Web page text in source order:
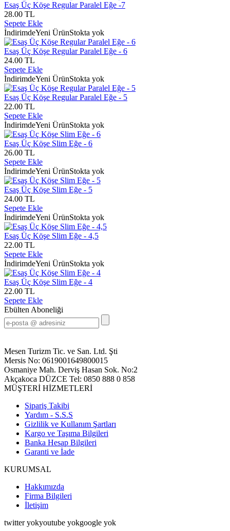
Esaş Üç Köşe Regular Paralel Eğe -7
28.00 TL
Sepete Ekle
İndirimdeYeni ÜrünStokta yok
Esaş Üç Köşe Regular Paralel Eğe - 6
24.00 TL
Sepete Ekle
İndirimdeYeni ÜrünStokta yok
Esaş Üç Köşe Regular Paralel Eğe - 5
22.00 TL
Sepete Ekle
İndirimdeYeni ÜrünStokta yok
Esaş Üç Köşe Slim Eğe - 6
26.00 TL
Sepete Ekle
İndirimdeYeni ÜrünStokta yok
Esaş Üç Köşe Slim Eğe - 5
24.00 TL
Sepete Ekle
İndirimdeYeni ÜrünStokta yok
Esaş Üç Köşe Slim Eğe - 4,5
22.00 TL
Sepete Ekle
İndirimdeYeni ÜrünStokta yok
Esaş Üç Köşe Slim Eğe - 4
22.00 TL
Sepete Ekle
Ebülten Aboneliği
Mesen Turizm Tic. ve San. Ltd. Şti
Mersis No: 0619001649800015
Osmaniye Mah. Derviş Hasan Sok. No:2
Akçakoca DÜZCE Tel: 0850 888 0 858
MÜŞTERİ HİZMETLERİ
Sipariş Takibi
Yardım - S.S.S
Gizlilik ve Kullanım Şartları
Kargo ve Taşıma Bilgileri
Banka Hesap Bilgileri
Garanti ve İade
KURUMSAL
Hakkımızda
Firma Bilgileri
İletişim
twitter yokyoutube yokgoogle yok